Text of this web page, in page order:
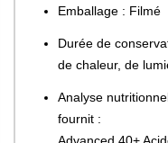
Emballage : Filmé
Durée de
de chaleur, de
Analyse
fournit :